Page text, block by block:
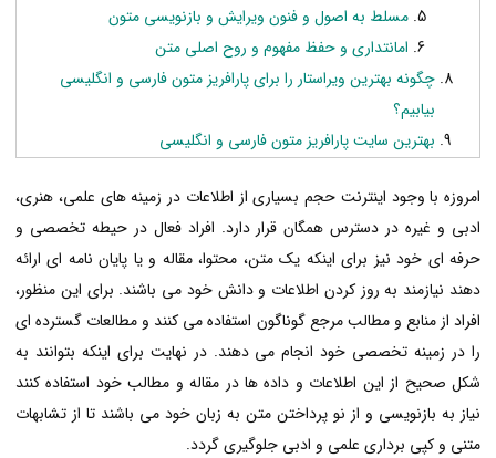
مسلط به اصول و فنون ویرایش و بازنویسی متون
امانتداری و حفظ مفهوم و روح اصلی متن
چگونه بهترین ویراستار را برای پارافریز متون فارسی و انگلیسی
بیابیم؟
بهترین سایت پارافریز متون فارسی و انگلیسی
امروزه با وجود اینترنت حجم بسیاری از اطلاعات در زمینه های علمی، هنری،
ادبی و غیره در دسترس همگان قرار دارد. افراد فعال در حیطه تخصصی و
حرفه ای خود نیز برای اینکه یک متن، محتوا، مقاله و یا پایان نامه ای ارائه
دهند نیازمند به روز کردن اطلاعات و دانش خود می باشند. برای این منظور،
افراد از منابع و مطالب مرجع گوناگون استفاده می کنند و مطالعات گسترده ای
را در زمینه تخصصی خود انجام می دهند. در نهایت برای اینکه بتوانند به
شکل صحیح از این اطلاعات و داده ها در مقاله و مطالب خود استفاده کنند
نیاز به بازنویسی و از نو پرداختن متن به زبان خود می باشند تا از تشابهات
متنی و کپی برداری علمی و ادبی جلوگیری گردد.